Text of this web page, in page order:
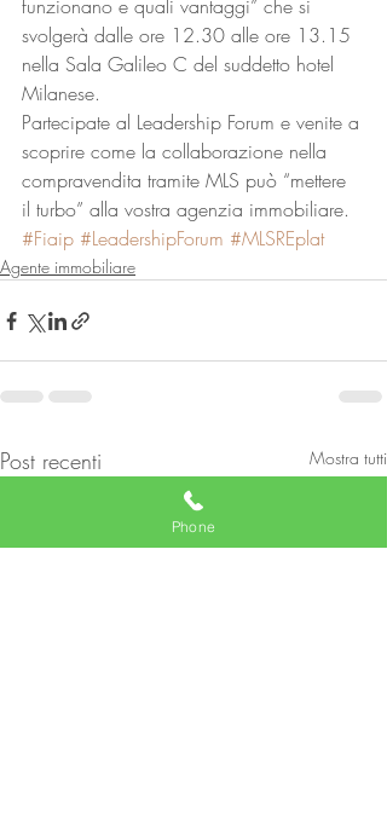
funzionano e quali vantaggi” che si
svolgerà dalle ore 12.30 alle ore 13.15
nella Sala Galileo C del suddetto hotel
Milanese.
Partecipate al Leadership Forum e venite a
scoprire come la collaborazione nella
compravendita tramite MLS può “mettere
il turbo” alla vostra agenzia immobiliare.
#Fiaip #LeadershipForum #MLSREplat
Agente immobiliare
Post recenti Mostra tutti
Phone